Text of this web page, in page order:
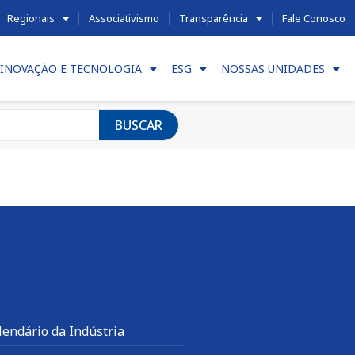
Regionais Associativismo Transparência Fale Conosco
INOVAÇÃO E TECNOLOGIA ESG NOSSAS UNIDADES
BUSCAR
da Indústria